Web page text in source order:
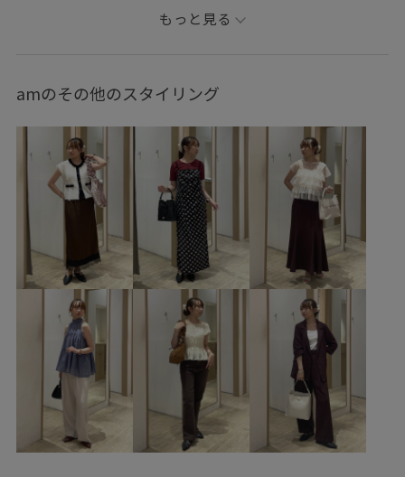
ヘアアクセサリー
BVZ16220 0318PRESS対象商品
2WAYで使える BVK45040_styling Exclusive_GW
onepiece_pickup Ssize_akisuda Tシャツ visgoods
vispolo26vol6 VIS_20251107_OUTERSTYLE
VIS_2026SS_POLO VIS_2026SS_POLO2 vis_26ssbag
vis_bagpick vis_ceremony vis_dissectionbieasy0614
vis_heartbag vis_heartbagdorama vis_highreviews
VIS_hotbeauty_styling vis_okazakisae_may
VIS_smallsize VIS_staffbag vis_white_bag
vis_ハートカットバッグ vis_追加 visハート
もっと見る
amのその他のスタイリング